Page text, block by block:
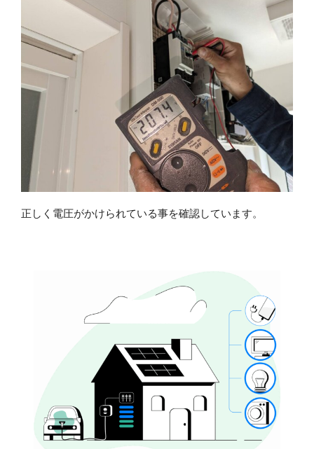
正しく電圧がかけられている事を確認しています。